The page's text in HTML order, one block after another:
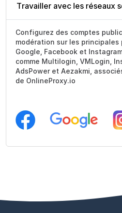
Travailler avec les réseaux
Configurez des comptes
modération sur les principales
Google, Facebook et
comme Multilogin, VMLogin,
AdsPower et Aezakmi,
de OnlineProxy.io